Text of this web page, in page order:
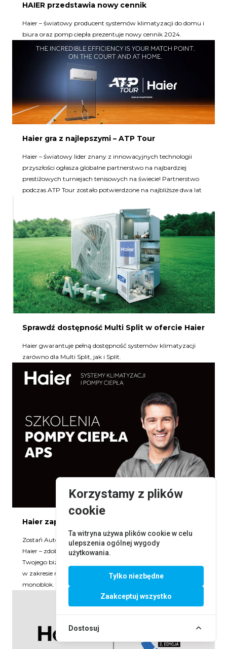
HAIER przedstawia nowy cennik
Haier – światowy producent systemów klimatyzacji do domu i
biura oraz pomp ciepła prezentuje nowy cennik 2024.
Haier gra z najlepszymi – ATP Tour
Haier – światowy lider znany z innowacyjnych technologii
przyszłości ogłasza globalne partnerstwo na najbardziej
prestiżowych turniejach tenisowych na świecie! Partnerstwo
podczas ATP Tour zostało potwierdzone na najbliższe dwa lat
Sprawdź dostępność Multi Split w ofercie Haier
Haier gwarantuje pełną dostępność systemów klimatyzacji
zarówno dla Multi Split, jak i Split.
Haier zaprasza na szkolenia APS z pomp ciepła
Zostań Autoryzowanym Punktem Serwisowym pomp ciepła
Haier – zdobądź certyfikat i zyskaj maksymalne wsparcie dla
Twojego biznesu! Podczas szkoleń zyskasz wiedzę praktyczną
w zakresie montażu i serwisowania urządzeń typu split i
monoblok.
Korzystamy z plików
cookie
Ta witryna używa plików cookie w celu
ulepszenia ogólnej wygody
użytkowania.
Tylko niezbędne
Zaakceptuj wszystko
Dostosuj